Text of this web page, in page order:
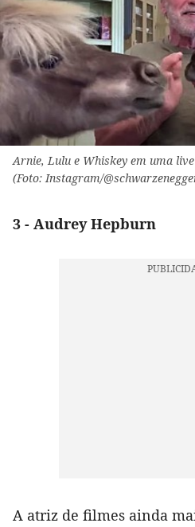
Arnie, Lulu e Whiskey em uma
(Foto: Instagram/
3 - Audrey Hepburn
A atriz de filmes ainda